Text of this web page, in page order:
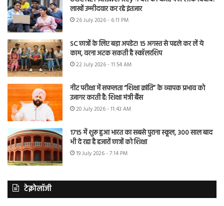
लाखों उम्मीदवार कर रहे इंतजार
26 July 2026 - 6:11 PM
SC छात्रों के लिए बड़ा अपडेट! 15 अगस्त से पहले कर लें ये
काम, वरना अटक सकती है स्कॉलरशिप
22 July 2026 - 11:54 AM
नीट परीक्षा में सफलता “शिक्षा क्रांति” के व्यापक प्रभाव को
उजागर करती है: शिक्षा मंत्री बैंस
20 July 2026 - 11:43 AM
1715 में शुरू हुआ भारत का सबसे पुराना स्कूल, 300 साल बाद
भी दे रहा है हजारों छात्रों को शिक्षा
19 July 2026 - 7:14 PM
टेक्नोलॉजी